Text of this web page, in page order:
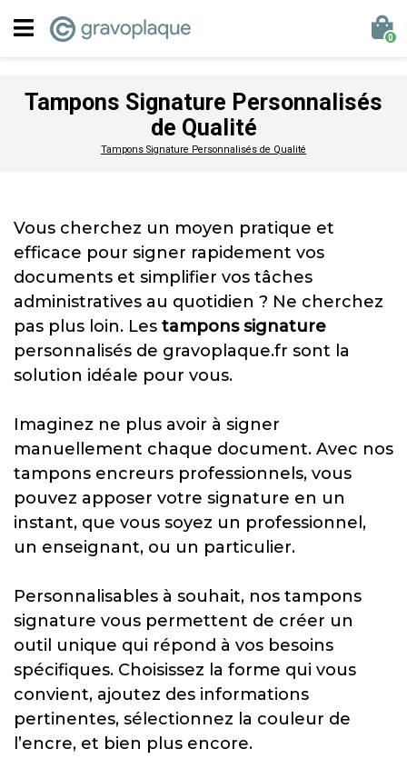
0
Tampons Signature Personnalisés
de Qualité
Tampons Signature Personnalisés de Qualité
Vous cherchez un moyen pratique et
efficace pour signer rapidement vos
documents et simplifier vos tâches
administratives au quotidien ? Ne cherchez
pas plus loin. Les tampons signature
personnalisés de gravoplaque.fr sont la
solution idéale pour vous.
Imaginez ne plus avoir à signer
manuellement chaque document. Avec nos
tampons encreurs professionnels, vous
pouvez apposer votre signature en un
instant, que vous soyez un professionnel,
un enseignant, ou un particulier.
Personnalisables à souhait, nos tampons
signature vous permettent de créer un
outil unique qui répond à vos besoins
spécifiques. Choisissez la forme qui vous
convient, ajoutez des informations
pertinentes, sélectionnez la couleur de
l’encre, et bien plus encore.